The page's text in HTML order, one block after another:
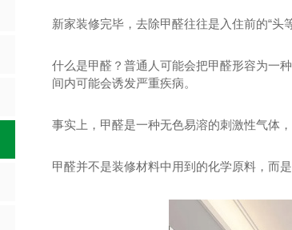
新家装修完毕，去除甲醛往往是入住前的“头等
什么是甲醛？普通人可能会把甲醛形容为一
间内可能会诱发严重疾病。
事实上，甲醛是一种无色易溶的刺激性气体
甲醛并不是装修材料中用到的化学原料，而